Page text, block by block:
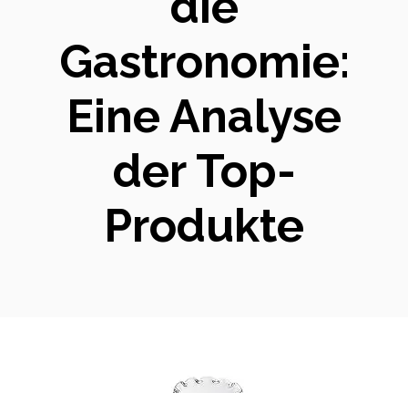
Gastronomie:
Eine Analyse
der Top-
Produkte